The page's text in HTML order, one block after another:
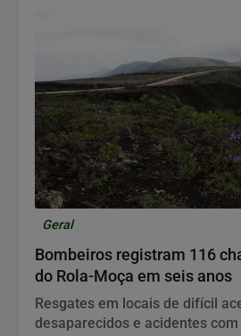
Geral
Bombeiros registram 116
do Rola-Moça em seis anos
Resgates em locais de difícil
desaparecidos e acidentes